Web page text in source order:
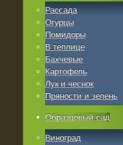
Рассада
Огурцы
Помидоры
В теплице
Бахчевые
Картофель
Лук и чеснок
Пряности и зелень
Образцовый сад
Виноград